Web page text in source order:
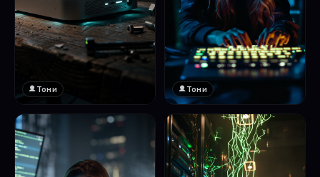
Тони
❤️
1
Тони